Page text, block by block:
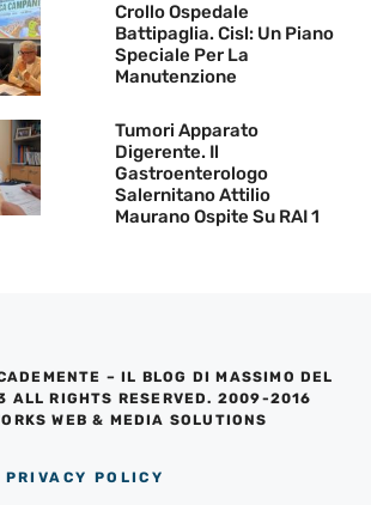
Crollo Ospedale
Battipaglia. Cisl: Un Piano
Speciale Per La
Manutenzione
Tumori Apparato
Digerente. Il
Gastroenterologo
Salernitano Attilio
Maurano Ospite Su RAI 1
– IL BLOG DI MASSIMO DEL
ALL RIGHTS RESERVED. 2009-2016
WEB & MEDIA SOLUTIONS
PRIVACY POLICY